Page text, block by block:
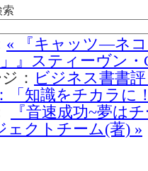
索
« 『キャッツ―ネ
」』スティーヴン
： ビジネス書書
「知識をチカラに
『音速成功~夢は
ェクトチーム(著) »